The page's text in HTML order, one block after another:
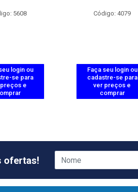
5608
login ou
se para
e
Código: 4079
Faça seu login ou
cadastre-se para
ver preços e
comprar
ofertas!